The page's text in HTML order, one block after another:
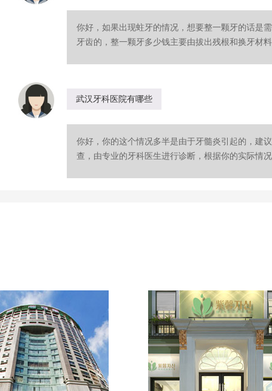
你好，如果出现蛀牙的情况，想要整一颗牙的话是
牙齿的，整一颗牙多少钱主要由拔出残根和换牙材
武汉牙科医院有哪些
你好，你的这个情况多半是由于牙髓炎引起的，建
查，由专业的牙科医生进行诊断，根据你的实际情